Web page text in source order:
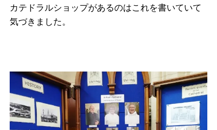
カテドラルショップがあるのはこれを書いていて
気づきました。